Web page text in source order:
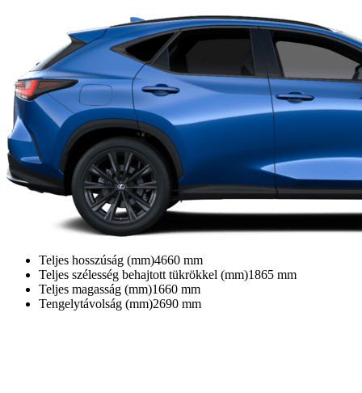
Teljes hosszúság (mm)4660 mm
Teljes szélesség behajtott tükrökkel (mm)1865 mm
Teljes magasság (mm)1660 mm
Tengelytávolság (mm)2690 mm